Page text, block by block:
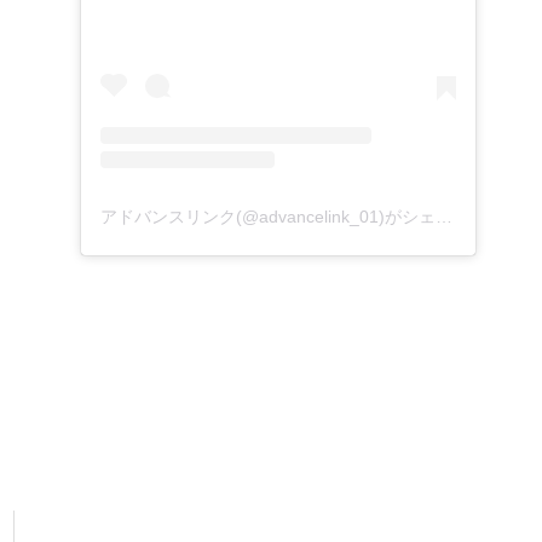
アドバンスリンク(@advancelink_01)がシェアした投稿